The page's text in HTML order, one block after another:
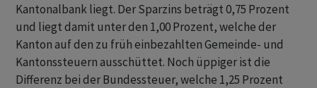
Kantonalbank liegt. Der Sparzins beträgt 0,75 Prozent
und liegt damit unter den 1,00 Prozent, welche der
Kanton auf den zu früh einbezahlten Gemeinde- und
Kantonssteuern ausschüttet. Noch üppiger ist die
Differenz bei der Bundessteuer, welche 1,25 Prozent